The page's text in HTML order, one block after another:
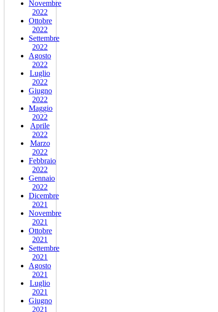
Novembre
2022
Ottobre
2022
Settembre
2022
Agosto
2022
Luglio
2022
Giugno
2022
Maggio
2022
Aprile
2022
Marzo
2022
Febbraio
2022
Gennaio
2022
Dicembre
2021
Novembre
2021
Ottobre
2021
Settembre
2021
Agosto
2021
Luglio
2021
Giugno
2021